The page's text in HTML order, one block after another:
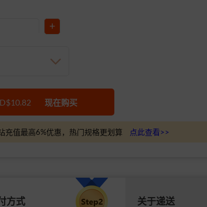
+
现在购买
充值最高6%优惠，热门规格更划算 点此查看>>
方式 关于递送